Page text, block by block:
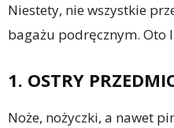
Niestety, nie wszystkie
bagażu podręcznym. Oto
1. OSTRY
Noże, nożyczki, a nawet